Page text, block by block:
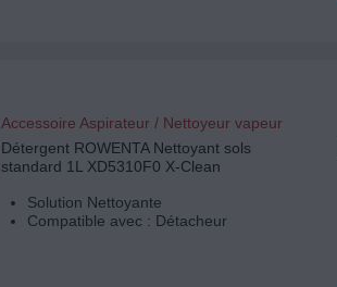
Accessoire Aspirateur / Nettoyeur vapeur
Détergent ROWENTA Nettoyant sols
standard 1L XD5310F0 X-Clean
Solution Nettoyante
Compatible avec : Détacheur